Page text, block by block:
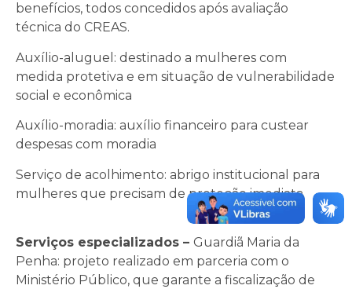
benefícios, todos concedidos após avaliação
técnica do CREAS.
Auxílio-aluguel: destinado a mulheres com
medida protetiva e em situação de vulnerabilidade
social e econômica
Auxílio-moradia: auxílio financeiro para custear
despesas com moradia
Serviço de acolhimento: abrigo institucional para
mulheres que precisam de proteção imediata
Serviços especializados – Guardiã Maria da
Penha: projeto realizado em parceria com o
Ministério Público, que garante a fiscalização de